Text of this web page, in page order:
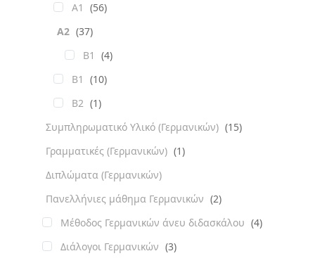
Α1
(56)
A2 (37)
B1
(4)
B1
(10)
B2 (1)
Συμπληρωματικό Υλικό (Γερμανικών) (15)
Γραμματικές (Γερμανικών) (1)
Διπλώματα (Γερμανικών)
Πανελλήνιες μάθημα Γερμανικών (2)
Μέθοδος Γερμανικών άνευ διδασκάλου (4)
Διάλογοι Γερμανικών (3)